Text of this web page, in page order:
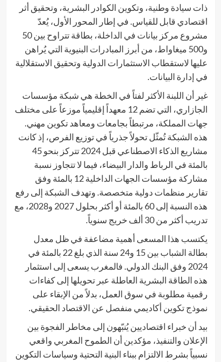
ذات سيادة وطنية، وتكوين الكوادر البشرية، وتحقيق أثر
اقتصادي قابل للقياس. في إطار المحور الأول، يُعدّ
مشروع مركز بيانات في الداخلة، بطاقة تتراوح بين 50
و500 ميغاواط، من أبرز المبادرات البنيوية التي يُراهن
عليها لاستقطاب الاستثمارات الدولية وتحقيق الاستقلالية
في إدارة البيانات.
غير أن اللبنة الأكثر لفتاً في الخطة هي شبكة مؤسسات
الجازاري، التي تضم 12 معهداً إقليمياً موزعاً على مختلف
جهات المملكة، مرتبطاً بجامعات ومعاهد تكوين مهني.
هذه الشبكة تُمثّل تحولاً جذرياً في توزيع الفرص، إذ كانت
مشاريع الذكاء الاصطناعي قبل 2024 تتركز بنحو 45
بالمئة في الرباط والدار البيضاء، فيما لا تتجاوز نسبة
مشاركة مؤسسات الجهات الداخلية 12 بالمئة وفق
تقارير منظمات دولية متخصصة. وتهدف الشبكة إلى رفع
هذه النسبة إلى 60 بالمئة أو أكثر بحلول 2027 و2028، مع
تدريب أكثر من 30 ألف خريج سنوياً.
يكتسب هذا المسعى أهمية مضاعفة في ظل معدل
بطالة الشباب بين 15 و24 سنة الذي بلغ 22 بالمئة في
2024 وفق البنك الدولي. فالمغرب يسعى إلى استثمار
هذه الطاقة البشرية العاطلة عبر تحويلها إلى كفاءات
رقمية مطلوبة في سوق العمل، بدلاً من الإبقاء على
نموذج تكوين أكاديمي منفصل عن الاقتصاد الحقيقي.
بيد أن خبراء اقتصاديين يُنبّهون إلى مخاطر الفجوة بين
الإعلان والتنفيذ، مؤكدين أن الطموح المغربي واقعي
نسبياً بشرط الالتزام ببناء البنية التحتية وسياسات التكوين